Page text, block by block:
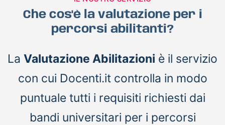
Che cos'è la valutazione per i
percorsi abilitanti?
La Valutazione Abilitazioni è il servizio
con cui Docenti.it controlla in modo
puntuale tutti i requisiti richiesti dai
bandi universitari per i percorsi